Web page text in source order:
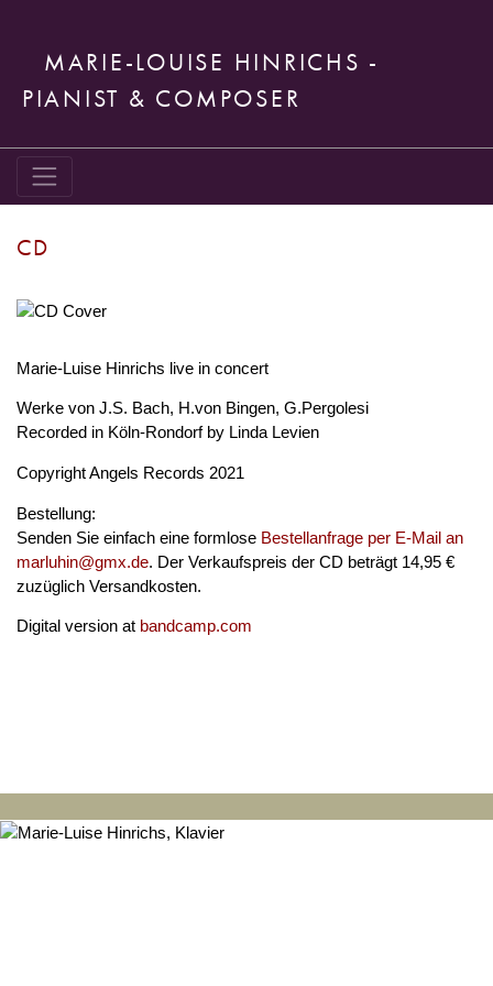
MARIE-LOUISE HINRICHS -
PIANIST & COMPOSER
CD
Marie-Luise Hinrichs live in concert
Werke von J.S. Bach, H.von Bingen, G.Pergolesi
Recorded in Köln-Rondorf by Linda Levien
Copyright Angels Records 2021
Bestellung:
Senden Sie einfach eine formlose Bestellanfrage per E-Mail an
marluhin@gmx.de. Der Verkaufspreis der CD beträgt 14,95 €
zuzüglich Versandkosten.
Digital version at bandcamp.com